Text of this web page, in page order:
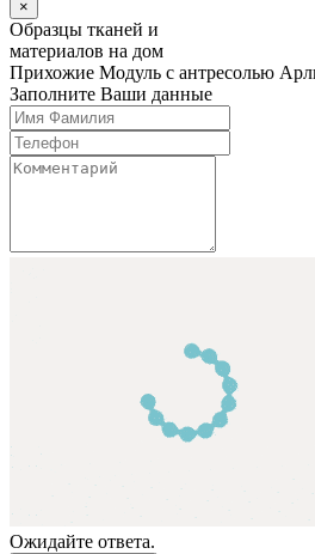
×
Образцы тканей и
материалов на дом
Прихожие Модуль с антресолью
Заполните Ваши данные
Ожидайте ответа.